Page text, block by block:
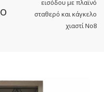
εισόδου με πλαϊνό
σταθερό και κάγκελο
χιαστί No8